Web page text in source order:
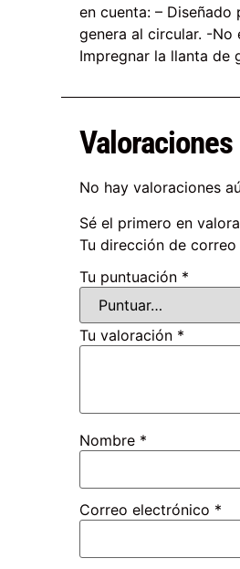
en cuenta: –
genera al circular. -No
Impregnar la llanta de
Valoraciones
No hay valoraciones
Sé el primero en
Tu dirección de
Tu puntuación *
Tu valoración *
Nombre *
Correo electrónico *